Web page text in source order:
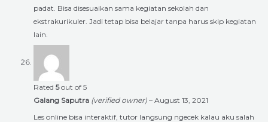
padat. Bisa disesuaikan sama kegiatan sekolah dan
ekstrakurikuler. Jadi tetap bisa belajar tanpa harus skip kegiatan
lain.
Rated 5out of 5
Galang Saputra (verified owner) – August 13, 2021
Les online bisa interaktif, tutor langsung ngecek kalau aku salah